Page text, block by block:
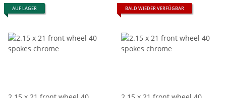
AUF LAGER BALD WIEDER VERFÜGBAR